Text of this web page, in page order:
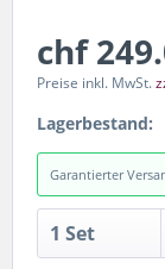
chf
Preise inkl. MwSt.
Lagerbestand:
Garantierter